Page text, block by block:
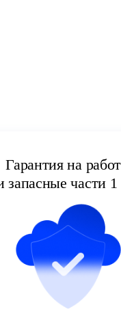
Гарантия на
запасные части 1